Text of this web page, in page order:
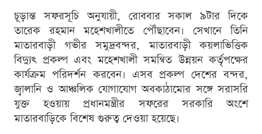
চূড়ান্ত সফরসূচি অনুযায়ী, রোববার সকাল ৯টার দিকে
তারেক রহমান মহেশখালীতে পৌঁছাবেন। সেখানে তিনি
মাতারবাড়ী গভীর সমুদ্রবন্দর, মাতারবাড়ী কয়লাভিত্তিক
বিদ্যুৎ প্রকল্প এবং মহেশখালী সমন্বিত উন্নয়ন কর্তৃপক্ষের
কার্যক্রম পরিদর্শন করবেন। এসব প্রকল্প দেশের বন্দর,
জ্বালানি ও আঞ্চলিক যোগাযোগ অবকাঠামোর সঙ্গে সরাসরি
যুক্ত হওয়ায় প্রধানমন্ত্রীর সফরের সরকারি অংশে
মাতারবাড়িকে বিশেষ গুরুত্ব দেওয়া হয়েছে।